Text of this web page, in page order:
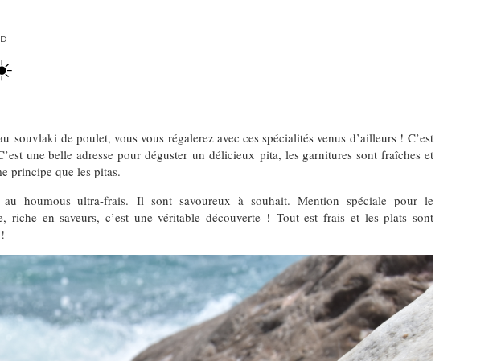
de poulet, vous vous régalerez avec ces spécialités venus d’ailleurs ! C’est
une belle adresse pour déguster un délicieux pita, les garnitures sont fraîches et
principe que les pitas.
houmous ultra-frais. Il sont savoureux à souhait. Mention spéciale pour le
en saveurs, c’est une véritable découverte ! Tout est frais et les plats sont